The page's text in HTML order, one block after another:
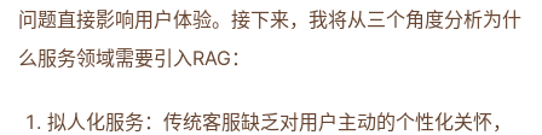
问题直接影响用户体验。接下来，我将从三个角度分析为什
么服务领域需要引入RAG：
拟人化服务：传统客服缺乏对用户主动的个性化关怀，